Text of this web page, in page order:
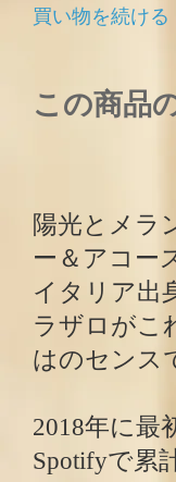
買い物を続ける
この商品
陽光とメラ
ー＆アコー
イタリア出
ラザロがこ
はのセンス
2018年に最
Spotifyで累